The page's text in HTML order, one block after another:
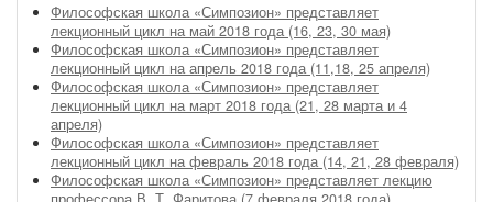
Философская школа «Симпозион» представляет
лекционный цикл на май 2018 года (16, 23, 30 мая)
Философская школа «Симпозион» представляет
лекционный цикл на апрель 2018 года (11,18, 25 апреля)
Философская школа «Симпозион» представляет
лекционный цикл на март 2018 года (21, 28 марта и 4
апреля)
Философская школа «Симпозион» представляет
лекционный цикл на февраль 2018 года (14, 21, 28 февраля)
Философская школа «Симпозион» представляет лекцию